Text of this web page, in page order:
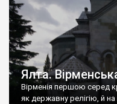
Ялта.
Вірменія першою серед
як державну релігію, й